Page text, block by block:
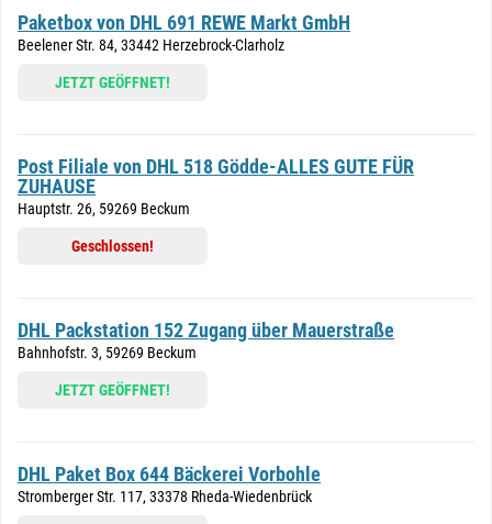
Paketbox von DHL 691 REWE Markt GmbH
Beelener Str. 84, 33442 Herzebrock-Clarholz
JETZT GEÖFFNET!
Post Filiale von DHL 518 Gödde-ALLES GUTE FÜR
ZUHAUSE
Hauptstr. 26, 59269 Beckum
Geschlossen!
DHL Packstation 152 Zugang über Mauerstraße
Bahnhofstr. 3, 59269 Beckum
JETZT GEÖFFNET!
DHL Paket Box 644 Bäckerei Vorbohle
Stromberger Str. 117, 33378 Rheda-Wiedenbrück